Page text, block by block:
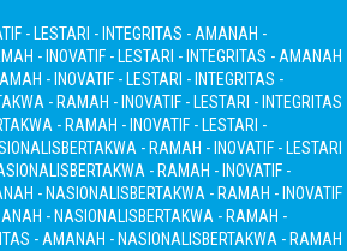
- LESTARI - INTEGRITAS - AMANAH -
- INOVATIF - LESTARI - INTEGRITAS - AMANAH
- INOVATIF - LESTARI - INTEGRITAS -
- RAMAH - INOVATIF - LESTARI - INTEGRITAS
- RAMAH - INOVATIF - LESTARI -
BERTAKWA - RAMAH - INOVATIF - LESTARI
BERTAKWA - RAMAH - INOVATIF -
- NASIONALISBERTAKWA - RAMAH - INOVATIF
- NASIONALISBERTAKWA - RAMAH -
- AMANAH - NASIONALISBERTAKWA - RAMAH